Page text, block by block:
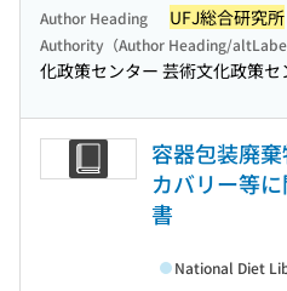
Author Heading UFJ総合研究所
Authority（Author Heading/altLabel
化政策センター 芸術文化政策セ
容器包装廃
カバリー等
書
National Diet